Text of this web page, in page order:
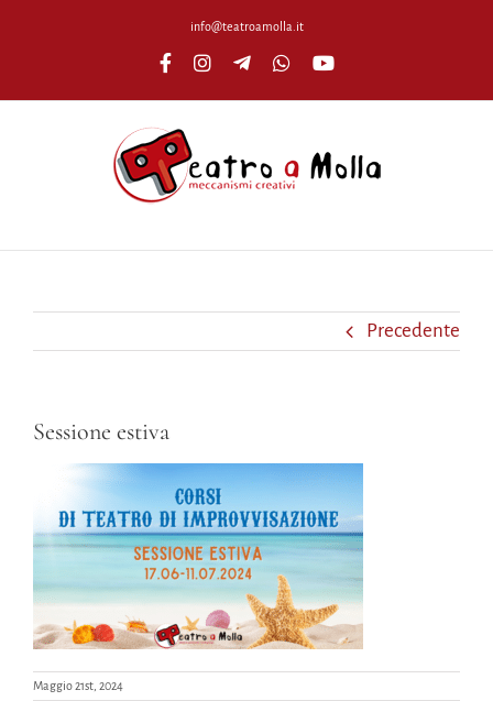
info@teatroamolla.it
FacebookInstagramTelegramWhatsAppYouTube
Precedente
Sessione estiva
Maggio 21st, 2024